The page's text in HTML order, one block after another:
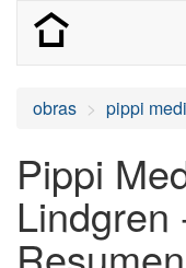
obras pippi
Pippi
Lindgren